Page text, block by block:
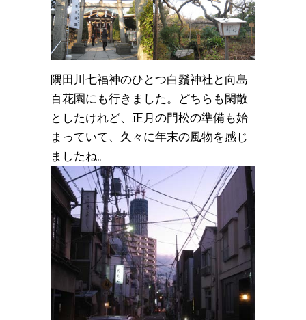
隅田川七福神のひとつ白鬚神社と向島
百花園にも行きました。どちらも閑散
としたけれど、正月の門松の準備も始
まっていて、久々に年末の風物を感じ
ましたね。